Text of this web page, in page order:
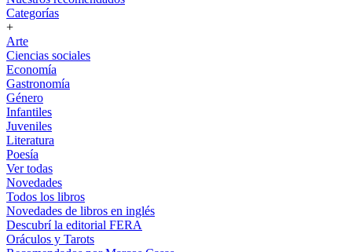
Categorías
+
Arte
Ciencias sociales
Economía
Gastronomía
Género
Infantiles
Juveniles
Literatura
Poesía
Ver todas
Novedades
Todos los libros
Novedades de libros en inglés
Descubrí la editorial FERA
Oráculos y Tarots